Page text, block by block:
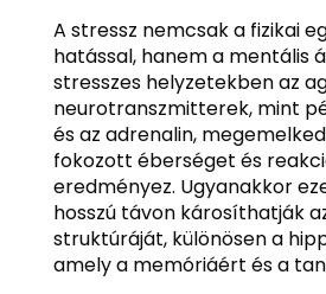
A stressz nemcsak a fizikai
hatással, hanem a mentális
stresszes helyzetekben az
neurotranszmitterek, mint
és az adrenalin,
fokozott éberséget és
eredményez. Ugyanakkor
hosszú távon károsíthatják
struktúráját, különösen a
amely a memóriáért és a